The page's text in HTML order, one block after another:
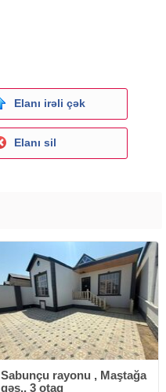
Elanı irəli çək
Elanı sil
Sabunçu rayonu , Maştağa
qəs., 3 otaq